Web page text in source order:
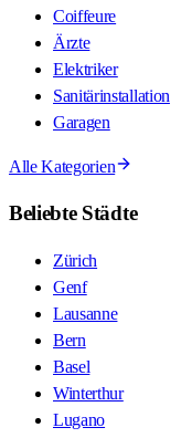
Coiffeure
Ärzte
Elektriker
Sanitärinstallation
Garagen
Alle Kategorien
Beliebte Städte
Zürich
Genf
Lausanne
Bern
Basel
Winterthur
Lugano